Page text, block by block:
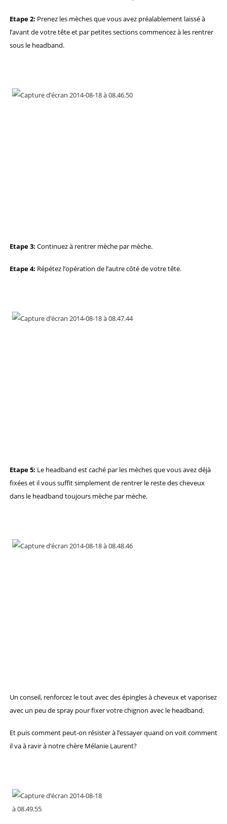
Etape 2: Prenez les mèches que vous avez préalablement laissé à
l’avant de votre tête et par petites sections commencez à les rentrer
sous le headband.
Etape 3: Continuez à rentrer mèche par mèche.
Etape 4: Répétez l’opération de l’autre côté de votre tête.
Etape 5: Le headband est caché par les mèches que vous avez déjà
fixées et il vous suffit simplement de rentrer le reste des cheveux
dans le headband toujours mèche par mèche.
Un conseil, renforcez le tout avec des épingles à cheveux et vaporisez
avec un peu de spray pour fixer votre chignon avec le headband.
Et puis comment peut-on résister à l’essayer quand on voit comment
il va à ravir à notre chère Mélanie Laurent?